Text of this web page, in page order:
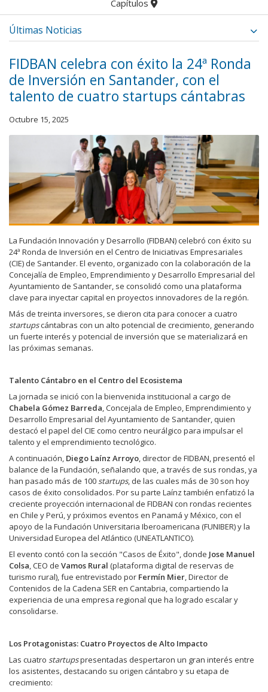
Capítulos
Últimas Noticias
FIDBAN celebra con éxito la 24ª Ronda
de Inversión en Santander, con el
talento de cuatro startups cántabras
Octubre 15, 2025
La Fundación Innovación y Desarrollo (FIDBAN) celebró con éxito su
24ª Ronda de Inversión en el Centro de Iniciativas Empresariales
(CIE) de Santander. El evento, organizado con la colaboración de la
Concejalía de Empleo, Emprendimiento y Desarrollo Empresarial del
Ayuntamiento de Santander, se consolidó como una plataforma
clave para inyectar capital en proyectos innovadores de la región.
Más de treinta inversores, se dieron cita para conocer a cuatro
startupscántabras con un alto potencial de crecimiento, generando
un fuerte interés y potencial de inversión que se materializará en
las próximas semanas.
Talento Cántabro en el Centro del Ecosistema
La jornada se inició con la bienvenida institucional a cargo de
Chabela Gómez Barreda, Concejala de Empleo, Emprendimiento y
Desarrollo Empresarial del Ayuntamiento de Santander, quien
destacó el papel del CIE como centro neurálgico para impulsar el
talento y el emprendimiento tecnológico.
A continuación, Diego Laínz Arroyo, director de FIDBAN, presentó el
balance de la Fundación, señalando que, a través de sus rondas, ya
han pasado más de 100startups, de las cuales más de 30 son hoy
casos de éxito consolidados. Por su parte Laínz también enfatizó la
creciente proyección internacional de FIDBAN con rondas recientes
en Chile y Perú, y próximos eventos en Panamá y México, con el
apoyo de la Fundación Universitaria Iberoamericana (FUNIBER) y la
Universidad Europea del Atlántico (UNEATLANTICO).
El evento contó con la sección "Casos de Éxito", donde Jose Manuel
Colsa, CEO de Vamos Rural (plataforma digital de reservas de
turismo rural), fue entrevistado por Fermín Mier, Director de
Contenidos de la Cadena SER en Cantabria, compartiendo la
experiencia de una empresa regional que ha logrado escalar y
consolidarse.
Los Protagonistas: Cuatro Proyectos de Alto Impacto
Las cuatro startupspresentadas despertaron un gran interés entre
los asistentes, destacando su origen cántabro y su etapa de
crecimiento: